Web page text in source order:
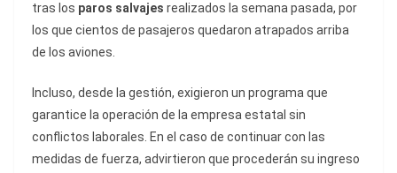
tras los paros salvajes realizados la semana pasada, por
los que cientos de pasajeros quedaron atrapados arriba
de los aviones.
Incluso, desde la gestión, exigieron un programa que
garantice la operación de la empresa estatal sin
conflictos laborales. En el caso de continuar con las
medidas de fuerza, advirtieron que procederán su ingreso